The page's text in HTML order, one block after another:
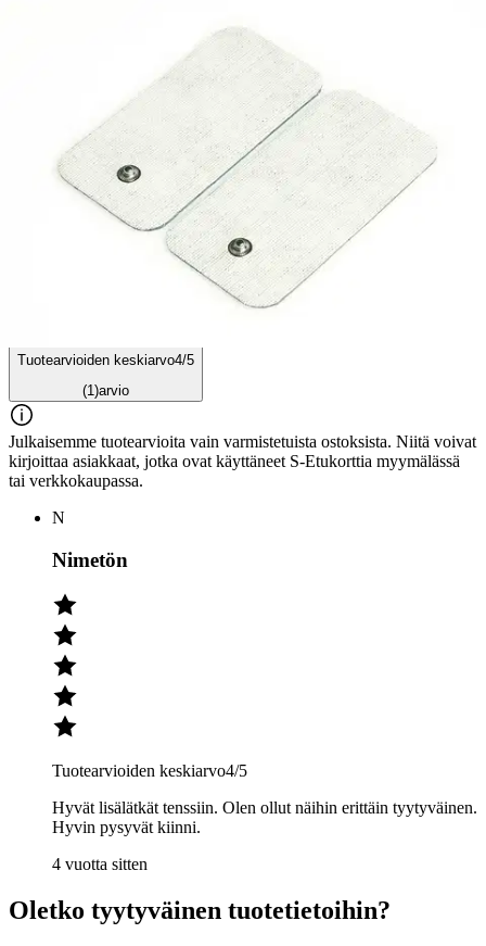
Arviot
Tuotearvioiden keskiarvo4/5
(1)arvio
Julkaisemme tuotearvioita vain varmistetuista ostoksista. Niitä voivat
kirjoittaa asiakkaat, jotka ovat käyttäneet S-Etukorttia myymälässä
tai verkkokaupassa.
N
Nimetön
Tuotearvioiden keskiarvo4/5
Hyvät lisälätkät tenssiin. Olen ollut näihin erittäin tyytyväinen.
Hyvin pysyvät kiinni.
4 vuotta sitten
Oletko tyytyväinen tuotetietoihin?